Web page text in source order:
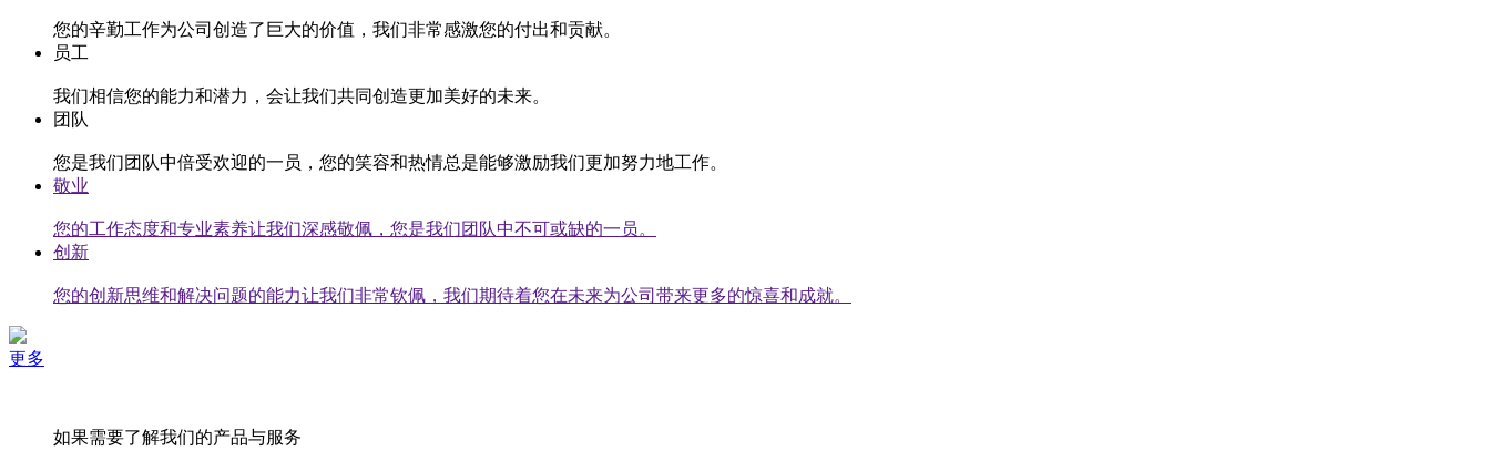
您的辛勤工作为公司创造了巨大的价值，我们非常感激您的付出和贡献。
员工
我们相信您的能力和潜力，会让我们共同创造更加美好的未来。
团队
您是我们团队中倍受欢迎的一员，您的笑容和热情总是能够激励我们更加努力地工作。
敬业
您的工作态度和专业素养让我们深感敬佩，您是我们团队中不可或缺的一员。
创新
您的创新思维和解决问题的能力让我们非常钦佩，我们期待着您在未来为公司带来更多的惊喜和成就。
更多
如果需要了解我们的产品与服务